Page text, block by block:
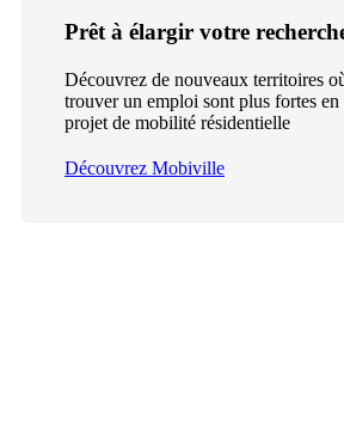
Prêt à élargir votre
Découvrez de nouveaux territoires
trouver un emploi sont plus fortes en
projet de mobilité résidentielle
Découvrez Mobiville